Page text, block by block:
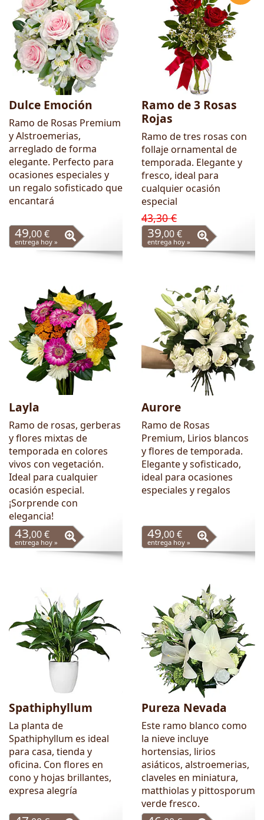
Dulce Emoción
Ramo de Rosas Premium
y Alstroemerias,
arreglado de forma
elegante. Perfecto para
ocasiones especiales y
un regalo sofisticado que
encantará
49,00 €
entrega hoy »
Ramo de 3 Rosas
Rojas
Ramo de tres rosas con
follaje ornamental de
temporada. Elegante y
fresco, ideal para
cualquier ocasión
especial
43,30 €
39,00 €
entrega hoy »
Layla
Ramo de rosas, gerberas
y flores mixtas de
temporada en colores
vivos con vegetación.
Ideal para cualquier
ocasión especial.
¡Sorprende con
elegancia!
43,00 €
entrega hoy »
Aurore
Ramo de Rosas
Premium, Lirios blancos
y flores de temporada.
Elegante y sofisticado,
ideal para ocasiones
especiales y regalos
49,00 €
entrega hoy »
Spathiphyllum
La planta de
Spathiphyllum es ideal
para casa, tienda y
oficina. Con flores en
cono y hojas brillantes,
expresa alegría
Pureza Nevada
Este ramo blanco como
la nieve incluye
hortensias, lirios
asiáticos, alstroemerias,
claveles en miniatura,
matthiolas y pittosporum
verde fresco.